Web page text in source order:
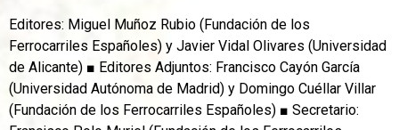
Editores: Miguel Muñoz Rubio (Fundación de los
Ferrocarriles Españoles) y Javier Vidal Olivares (Universidad
de Alicante) ■ Editores Adjuntos: Francisco Cayón García
(Universidad Autónoma de Madrid) y Domingo Cuéllar Villar
(Fundación de los Ferrocarriles Españoles) ■ Secretario: